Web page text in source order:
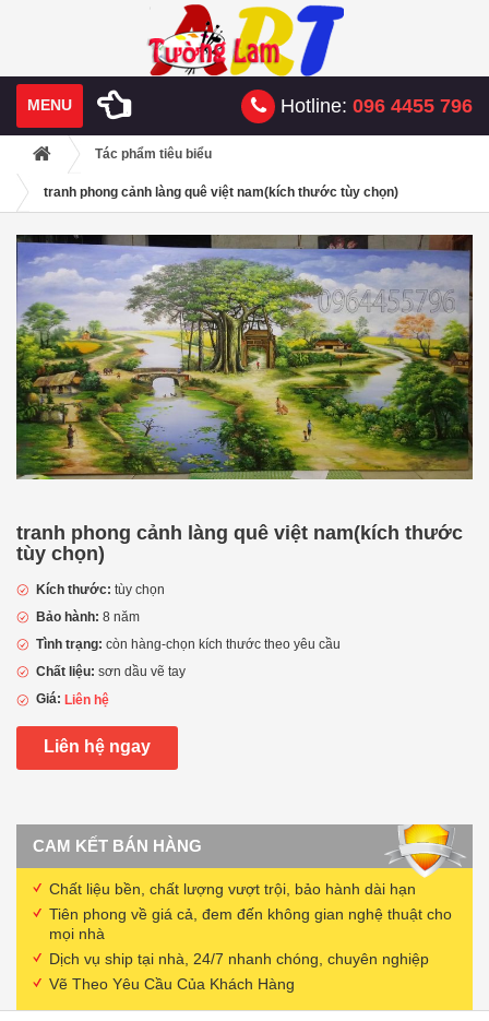
MENU Hotline: 096 4455 796
Tác phẩm tiêu biểu
tranh phong cảnh làng quê việt nam(kích thước tùy chọn)
tranh phong cảnh làng quê việt nam(kích thước
tùy chọn)
Kích thước: tùy chọn
Bảo hành: 8 năm
Tình trạng: còn hàng-chọn kích thước theo yêu cầu
Chất liệu: sơn dầu vẽ tay
Giá: Liên hệ
Liên hệ ngay
CAM KẾT BÁN HÀNG
Chất liệu bền, chất lượng vượt trội, bảo hành dài hạn
Tiên phong về giá cả, đem đến không gian nghệ thuật cho
mọi nhà
Dịch vụ ship tại nhà, 24/7 nhanh chóng, chuyên nghiệp
Vẽ Theo Yêu Cầu Của Khách Hàng